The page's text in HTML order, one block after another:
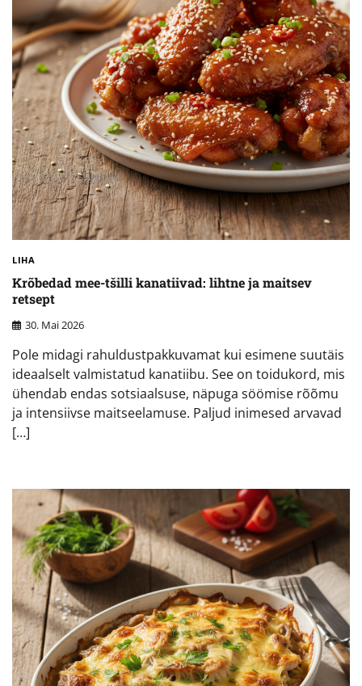
LIHA
Krõbedad mee-tšilli kanatiivad: lihtne ja maitsev
retsept
30. Mai 2026
Pole midagi rahuldustpakkuvamat kui esimene suutäis
ideaalselt valmistatud kanatiibu. See on toidukord, mis
ühendab endas sotsiaalsuse, näpuga söömise rõõmu
ja intensiivse maitseelamuse. Paljud inimesed arvavad
[…]